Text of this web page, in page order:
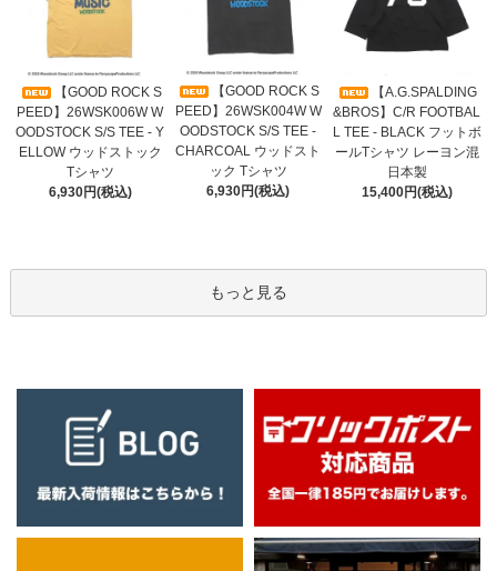
【GOOD ROCK S
PEED】26WSK006W W
OODSTOCK S/S TEE - Y
ELLOW ウッドストック
Tシャツ
6,930円(税込)
【GOOD ROCK S
PEED】26WSK004W W
OODSTOCK S/S TEE -
CHARCOAL ウッドスト
ック Tシャツ
6,930円(税込)
【A.G.SPALDING
&BROS】C/R FOOTBAL
L TEE - BLACK フットボ
ールTシャツ レーヨン混
日本製
15,400円(税込)
もっと見る